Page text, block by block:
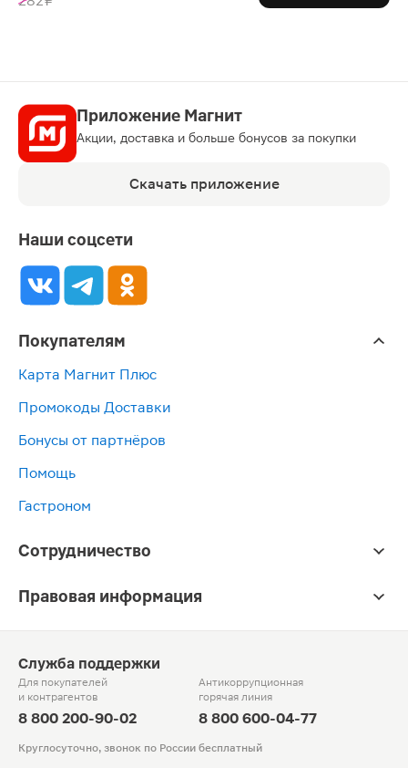
Приложение Магнит
Акции, доставка и больше бонусов за покупки
Скачать приложение
Наши соцсети
Покупателям
Карта Магнит Плюс
Промокоды Доставки
Бонусы от партнёров
Помощь
Гастроном
Сотрудничество
Правовая информация
Служба поддержки
Для покупателей
и контрагентов
8 800 200-90-02
Антикоррупционная
горячая линия
8 800 600-04-77
Круглосуточно, звонок по России бесплатный